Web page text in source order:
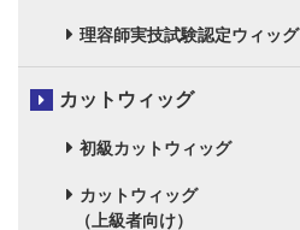
理容師実技試験認定ウィッグ
カットウィッグ
初級カットウィッグ
カットウィッグ
（上級者向け）